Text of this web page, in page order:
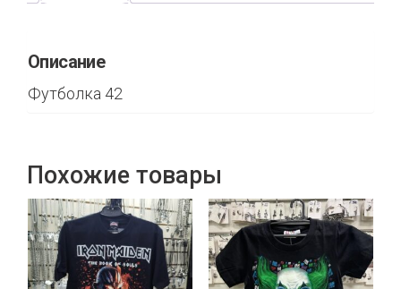
Описание
Футболка 42
Похожие товары